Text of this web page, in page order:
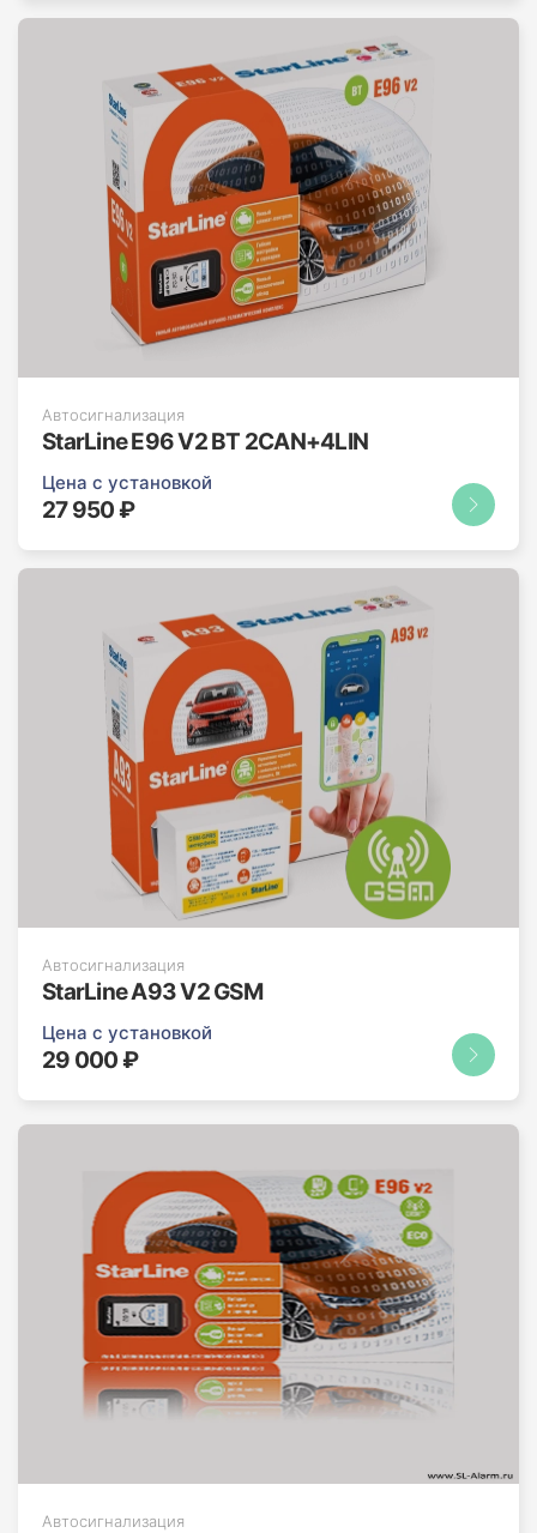
Автосигнализация
StarLine E96 V2 BT 2CAN+4LIN
Цена с установкой
27 950 ₽
Автосигнализация
StarLine A93 V2 GSM
Цена с установкой
29 000 ₽
Автосигнализация